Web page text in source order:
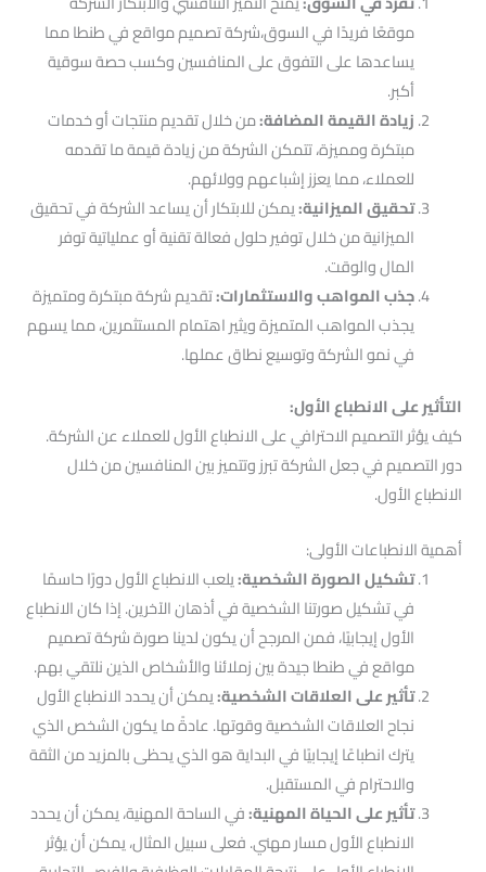
موقعًا فريدًا في السوق،شركة تصميم مواقع في طنطا مما
يساعدها على التفوق على المنافسين وكسب حصة سوقية
أكبر.
زيادة القيمة المضافة:من خلال تقديم منتجات أو خدمات
مبتكرة ومميزة، تتمكن الشركة من زيادة قيمة ما تقدمه
للعملاء، مما يعزز إشباعهم وولائهم.
تحقيق الميزانية:يمكن للابتكار أن يساعد الشركة في تحقيق
الميزانية من خلال توفير حلول فعالة تقنية أو عملياتية توفر
المال والوقت.
جذب المواهب والاستثمارات:تقديم شركة مبتكرة ومتميزة
يجذب المواهب المتميزة ويثير اهتمام المستثمرين، مما يسهم
في نمو الشركة وتوسيع نطاق عملها.
التأثير على الانطباع الأول:
كيف يؤثر التصميم الاحترافي على الانطباع الأول للعملاء عن الشركة.
دور التصميم في جعل الشركة تبرز وتتميز بين المنافسين من خلال
الانطباع الأول.
أهمية الانطباعات الأولى:
تشكيل الصورة الشخصية:يلعب الانطباع الأول دورًا حاسمًا
في تشكيل صورتنا الشخصية في أذهان الآخرين. إذا كان الانطباع
الأول إيجابيًا، فمن المرجح أن يكون لدينا صورة شركة تصميم
مواقع في طنطا جيدة بين زملائنا والأشخاص الذين نلتقي بهم.
تأثير على العلاقات الشخصية:يمكن أن يحدد الانطباع الأول
نجاح العلاقات الشخصية وقوتها. عادةً ما يكون الشخص الذي
يترك انطباعًا إيجابيًا في البداية هو الذي يحظى بالمزيد من الثقة
والاحترام في المستقبل.
تأثير على الحياة المهنية:في الساحة المهنية، يمكن أن يحدد
الانطباع الأول مسار مهني. فعلى سبيل المثال، يمكن أن يؤثر